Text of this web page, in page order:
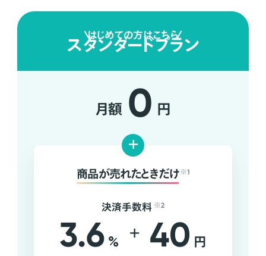
はじめての方はこちら
スタンダードプラン
月額 0 円
+
商品が売れたときだけ ※1
決済手数料 ※2
3.6 % + 40 円